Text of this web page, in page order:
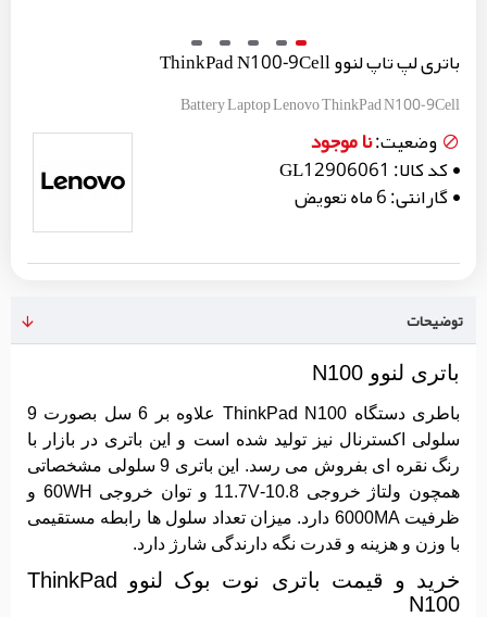
باتری لپ تاپ لنوو ThinkPad N100-9Cell
Battery Laptop Lenovo ThinkPad N100-9Cell
وضعیت:نا موجود
کد کالا: GL12906061
گارانتی:6 ماه تعویض
توضیحات
باتری لنوو N100
باطری دستگاه ThinkPad N100 علاوه بر 6 سل بصورت 9
سلولی اکسترنال نیز تولید شده است و این باتری در بازار با
رنگ نقره ای بفروش می رسد. این باتری 9 سلولی مشخصاتی
همچون ولتاژ خروجی 10.8-11.7V و توان خروجی 60WH و
ظرفیت 6000MA دارد. میزان تعداد سلول ها رابطه مستقیمی
با وزن و هزینه و قدرت نگه دارندگی شارژ دارد.
خرید و قیمت باتری نوت بوک لنوو ThinkPad
N100